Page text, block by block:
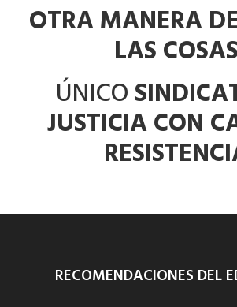
OTRA MANERA
LAS COSAS
ÚNICO
JUSTICIA CON
RECOMENDACIONES DEL